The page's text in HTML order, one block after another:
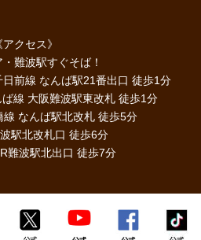
アクセス》
難波駅すぐそば！
前線 なんば駅21番出口 徒歩1分
線 大阪難波駅東改札 徒歩1分
線 なんば駅北改札 徒歩5分
駅北改札口 徒歩6分
難波駅北出口 徒歩7分